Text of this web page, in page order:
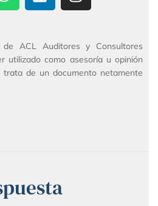
ACL Auditores y Consultores
utilizado como asesoría u opinión
de un documento netamente